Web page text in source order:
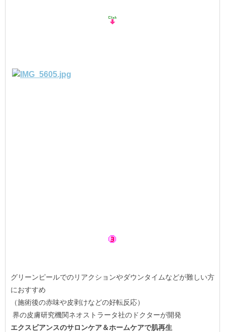
グリーンピールでのリアクションやダウンタイムなどが難しい方
におすすめ
（施術後の赤味や皮剥けなどの好転反応）
界の皮膚研究機関ネオストラータ社のドクターが開発
エクスビアンスのサロンケア＆ホームケアで肌再生